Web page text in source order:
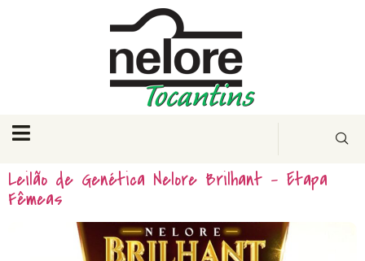
Leilão de Genética Nelore Brilhant – Etapa
Fêmeas